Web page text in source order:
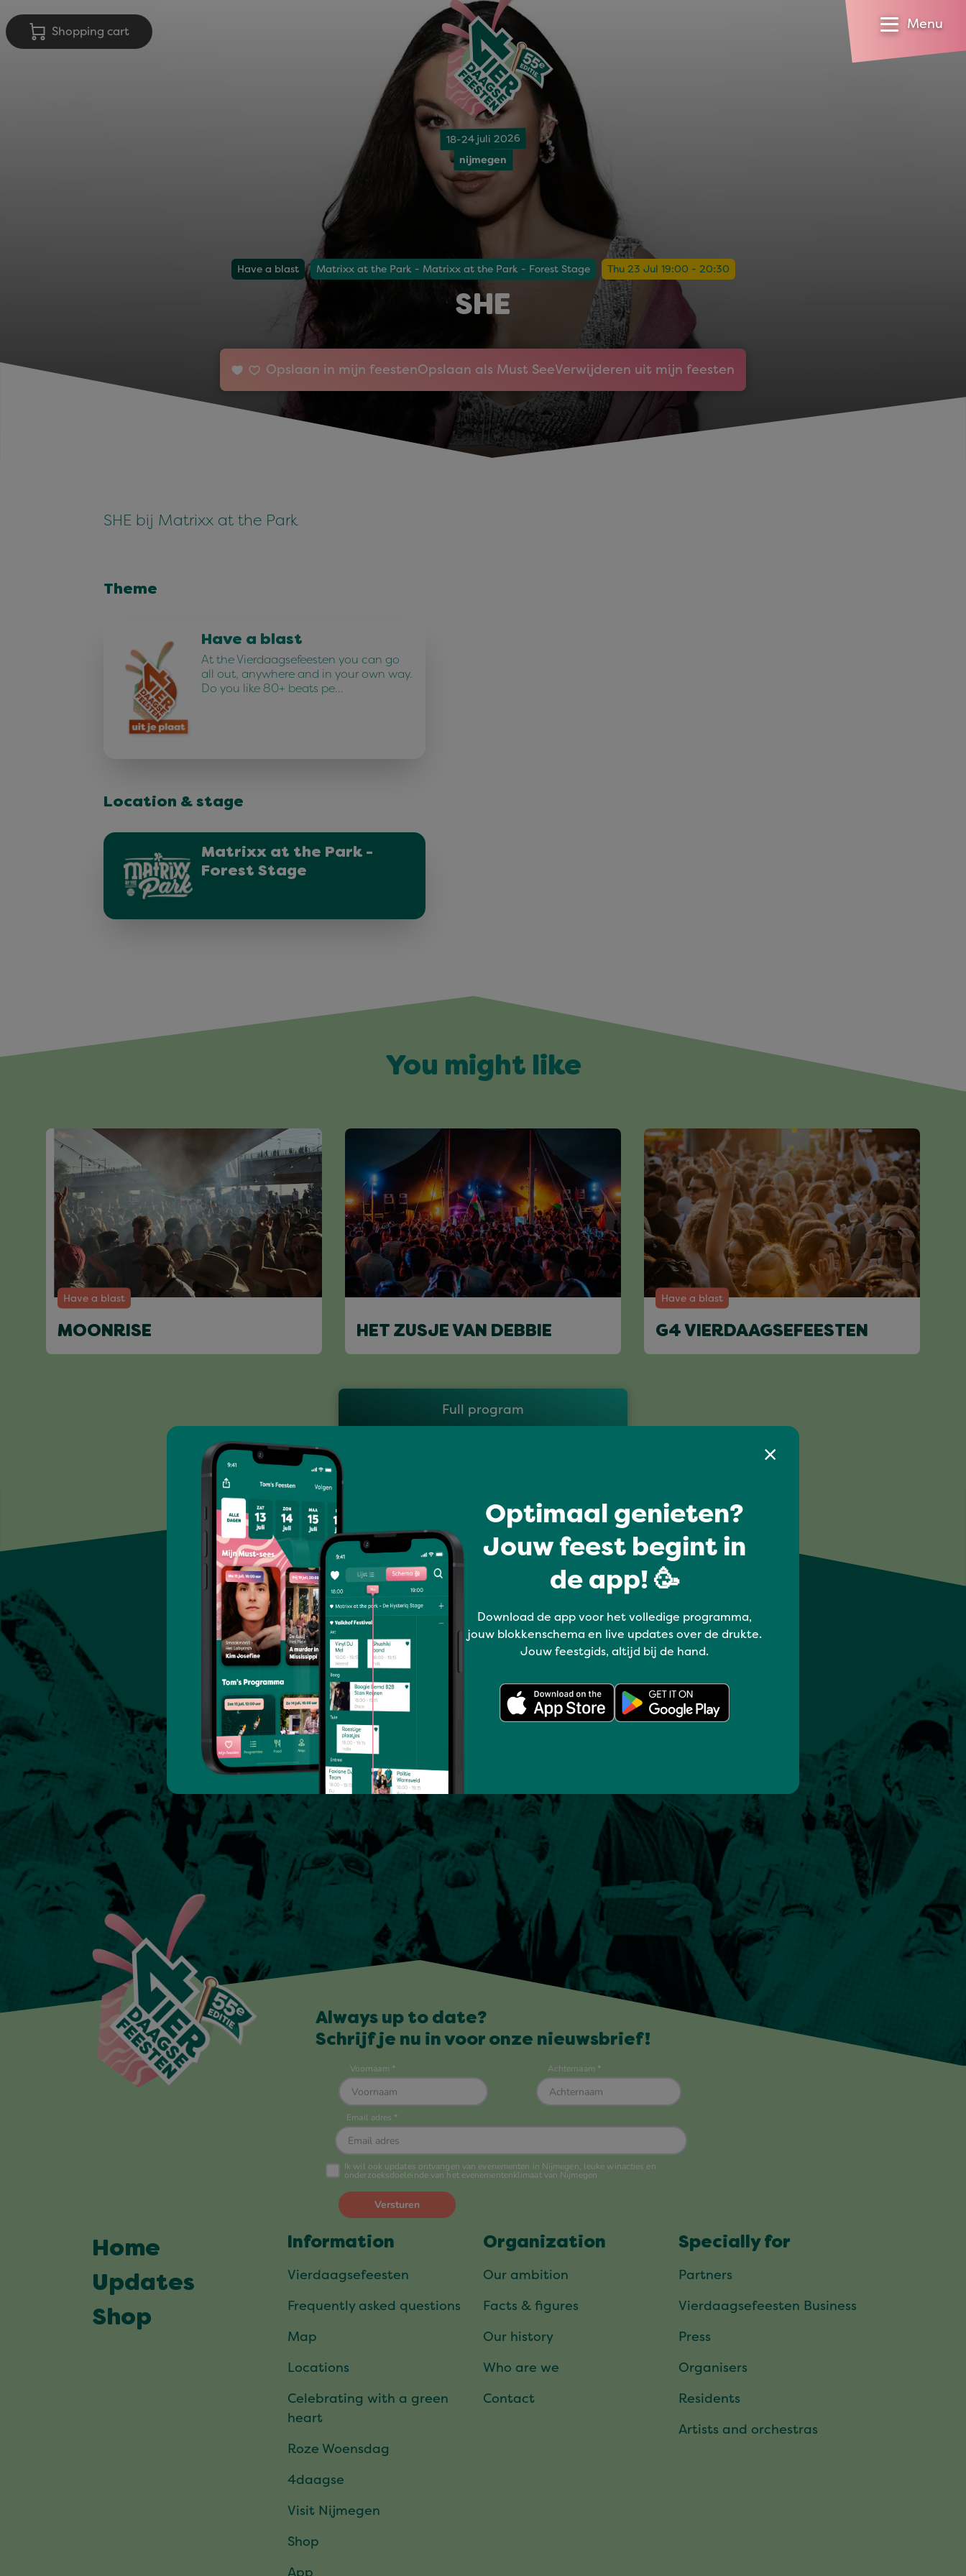
Shopping cart
18-24 juli 2026
nijmegen
Menu
Have a blast Matrixx at the Park - Matrixx at the Park - Forest Stage Thu 23 Jul 19:00 - 20:30
SHE
Opslaan in mijn feestenOpslaan als Must SeeVerwijderen uit mijn feesten
SHE bij Matrixx at the Park
Theme
Have a blast
At the Vierdaagsefeesten you can go
all out, anywhere and in your own way.
Do you like 80+ beats pe…
Location & stage
Matrixx at the Park -
Forest Stage
You might like
Have a blast
MOONRISE HET ZUSJE VAN DEBBIE
Have a blast
G4 VIERDAAGSEFEESTEN
Full program
Optimaal genieten?
Jouw feest begint in
de app! 🥳
Download de app voor het volledige programma,
jouw blokkenschema en live updates over de drukte.
Jouw feestgids, altijd bij de hand.
Always up to date?
Schrijf je nu in voor onze nieuwsbrief!
Home
Updates
Shop
Information
Vierdaagsefeesten
Frequently asked questions
Map
Locations
Celebrating with a green
heart
Roze Woensdag
4daagse
Visit Nijmegen
Shop
App
Organization
Our ambition
Facts & figures
Our history
Who are we
Contact
Specially for
Partners
Vierdaagsefeesten Business
Press
Organisers
Residents
Artists and orchestras